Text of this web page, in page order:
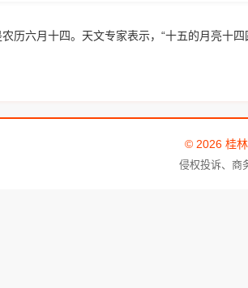
六月十四。天文专家表示，“十五的月亮十四
© 2026 桂
侵权投诉、商